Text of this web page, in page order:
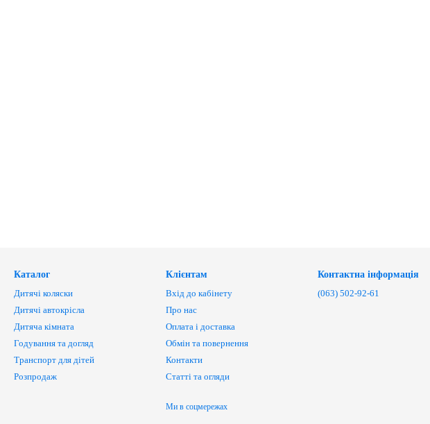
Каталог
Дитячі коляски
Дитячі автокрісла
Дитяча кімната
Годування та догляд
Транспорт для дітей
Розпродаж
Клієнтам
Вхід до кабінету
Про нас
Оплата і доставка
Обмін та повернення
Контакти
Статті та огляди
Ми в соцмережах
Контактна інформація
(063) 502-92-61